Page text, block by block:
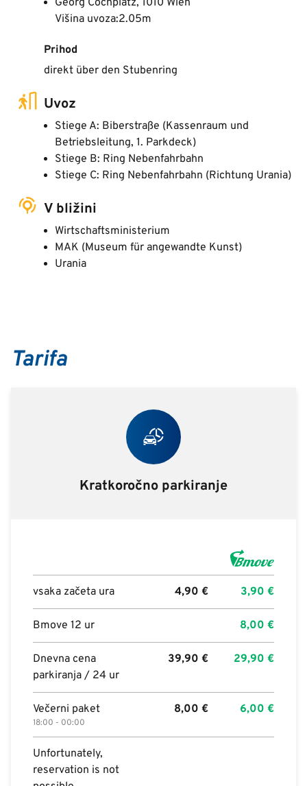
Georg Cochplatz, 1010 Wien
Višina uvoza:2.05m
Prihod
direkt über den Stubenring
Uvoz
Stiege A: Biberstraße (Kassenraum und
Betriebsleitung, 1. Parkdeck)
Stiege B: Ring Nebenfahrbahn
Stiege C: Ring Nebenfahrbahn (Richtung Urania)
V bližini
Wirtschaftsministerium
MAK (Museum für angewandte Kunst)
Urania
Tarifa
Kratkoročno parkiranje
vsaka začeta ura 4,90 € 3,90 €
Bmove 12 ur 8,00 €
Dnevna cena
parkiranja / 24 ur
39,90 € 29,90 €
Večerni paket
18:00 - 00:00
8,00 € 6,00 €
Unfortunately,
reservation is not